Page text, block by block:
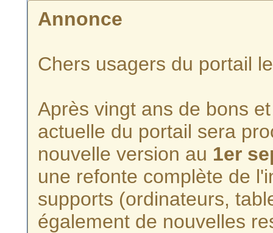
Annonce
Chers usagers du portail
Après vingt ans de bons
actuelle du portail sera
nouvelle version au 1er
une refonte complète de
supports (ordinateurs,
également de nouvelles